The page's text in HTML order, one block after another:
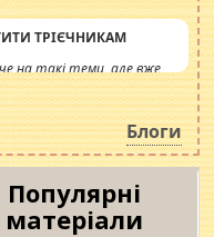
ТРІЄЧНИКАМ
на такі теми, але вже
інсенуації
Штучно
катастрофа.
Блоги
Популярні
матеріали